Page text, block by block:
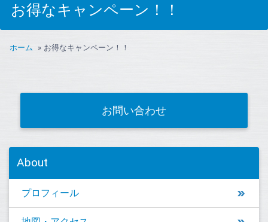
お得なキャンペーン！！
ホーム » お得なキャンペーン！！
お問い合わせ
About
プロフィール